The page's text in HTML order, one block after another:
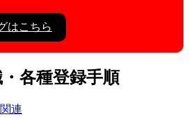
はこちら
各種登録手順
連